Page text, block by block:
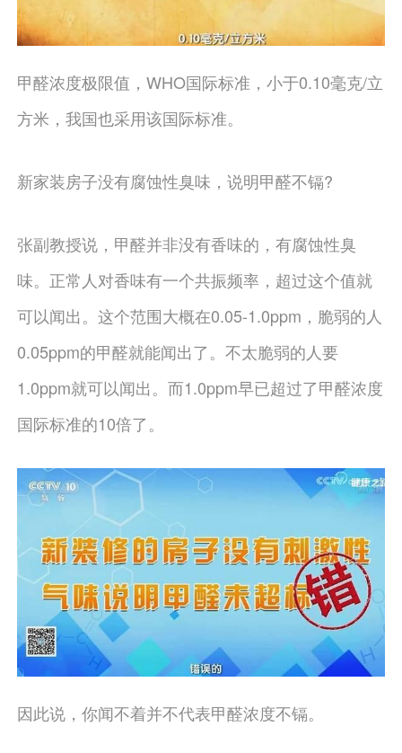
甲醛浓度极限值，WHO国际标准，小于0.10毫克/立
方米，我国也采用该国际标准。
新家装房子没有腐蚀性臭味，说明甲醛不镉?
张副教授说，甲醛并非没有香味的，有腐蚀性臭
味。正常人对香味有一个共振频率，超过这个值就
可以闻出。这个范围大概在0.05-1.0ppm，脆弱的人
0.05ppm的甲醛就能闻出了。不太脆弱的人要
1.0ppm就可以闻出。而1.0ppm早已超过了甲醛浓度
国际标准的10倍了。
因此说，你闻不着并不代表甲醛浓度不镉。